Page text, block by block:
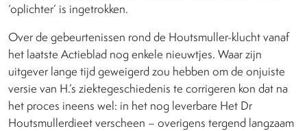
‘oplichter’ is ingetrokken.
Over de gebeurtenissen rond de Houtsmuller-klucht vanaf
het laatste Actieblad nog enkele nieuwtjes. Waar zijn
uitgever lange tijd geweigerd zou hebben om de onjuiste
versie van H.’s ziektegeschiedenis te corrigeren kon dat na
het proces ineens wel: in het nog leverbare Het Dr
Houtsmullerdieet verscheen – overigens tergend langzaam